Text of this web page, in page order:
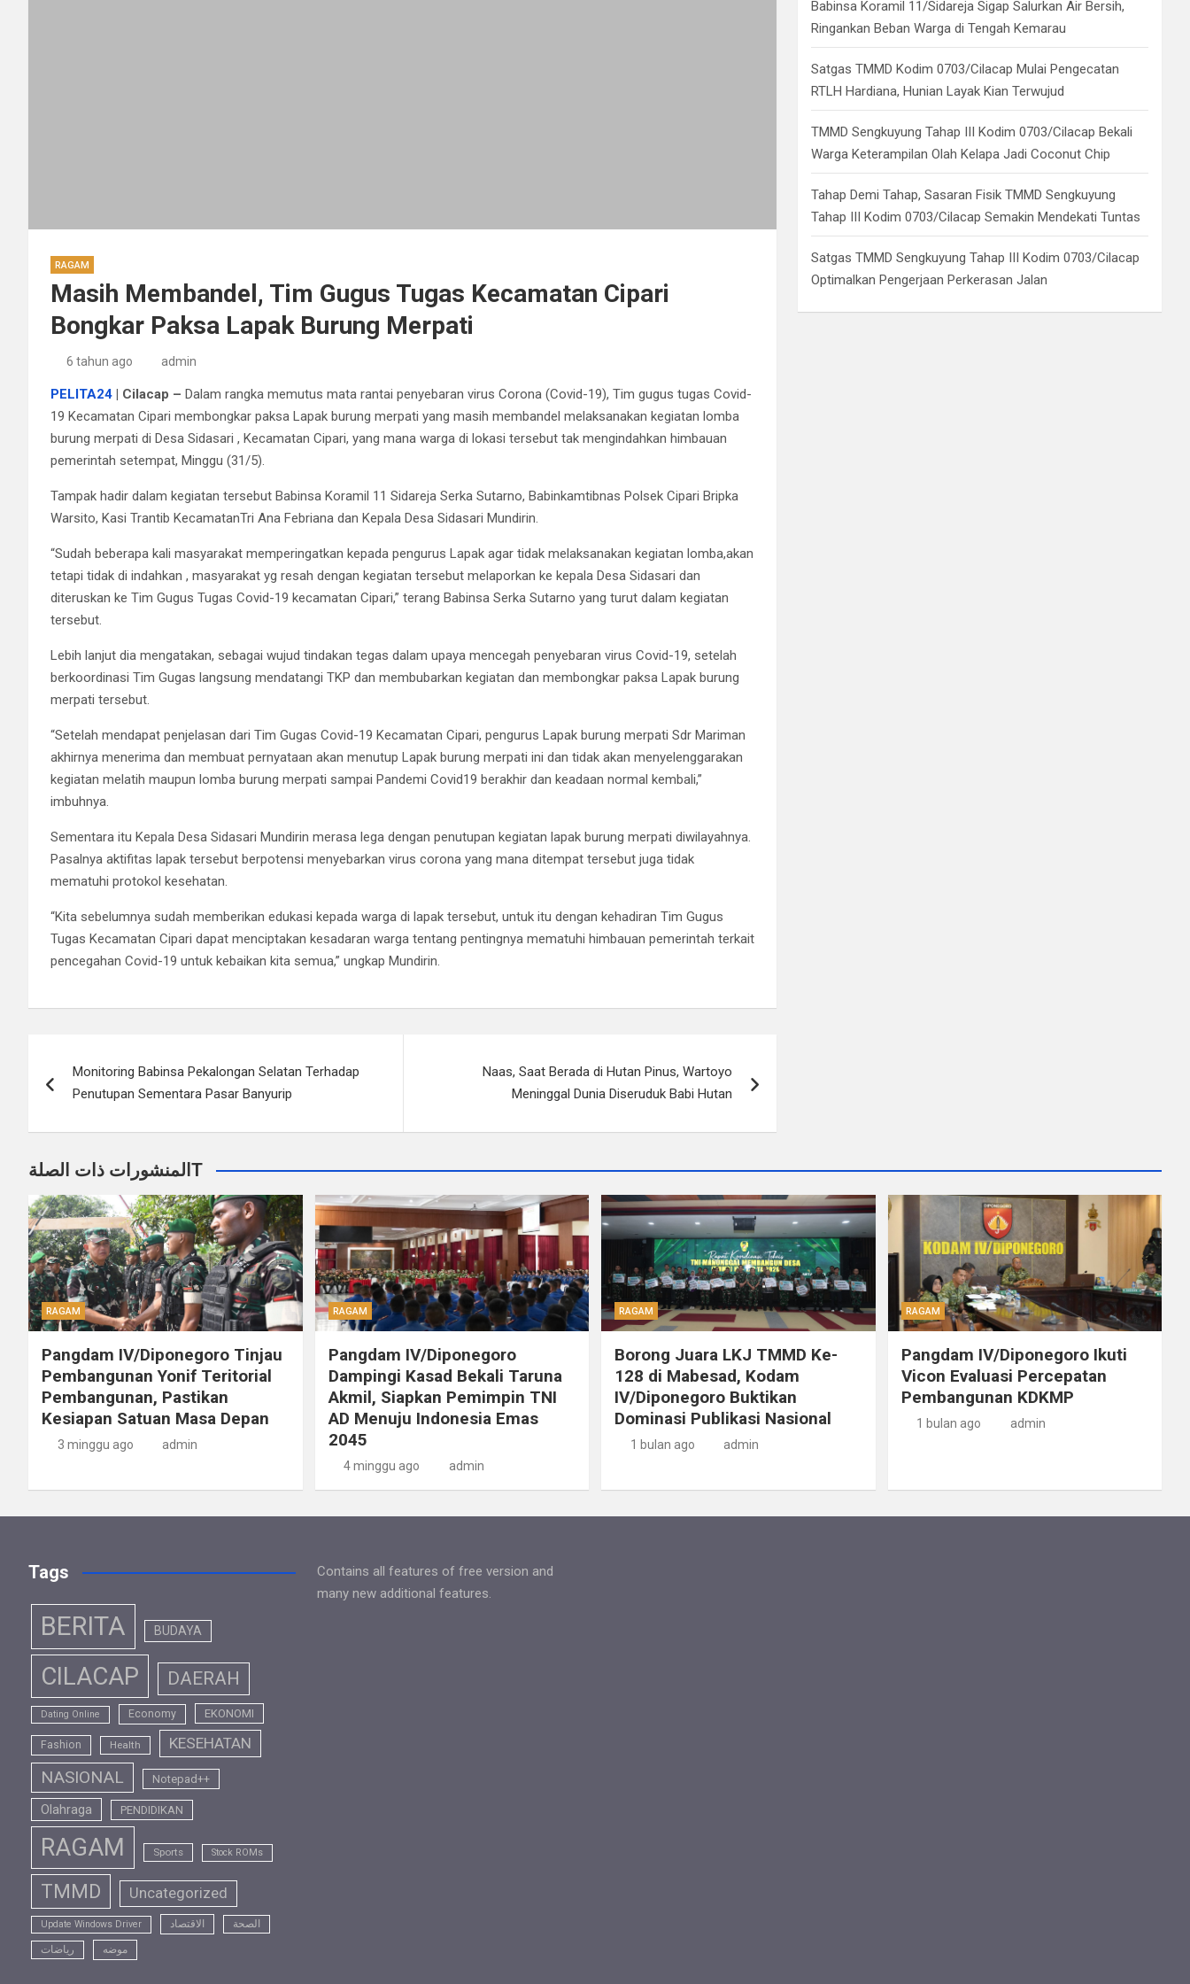
RAGAM
Masih Membandel, Tim Gugus Tugas Kecamatan Cipari
Bongkar Paksa Lapak Burung Merpati
6 tahun ago admin
PELITA24 | Cilacap – Dalam rangka memutus mata rantai penyebaran virus Corona (Covid-19), Tim gugus tugas Covid-
19 Kecamatan Cipari membongkar paksa Lapak burung merpati yang masih membandel melaksanakan kegiatan lomba
burung merpati di Desa Sidasari , Kecamatan Cipari, yang mana warga di lokasi tersebut tak mengindahkan himbauan
pemerintah setempat, Minggu (31/5).
Tampak hadir dalam kegiatan tersebut Babinsa Koramil 11 Sidareja Serka Sutarno, Babinkamtibnas Polsek Cipari Bripka
Warsito, Kasi Trantib KecamatanTri Ana Febriana dan Kepala Desa Sidasari Mundirin.
“Sudah beberapa kali masyarakat memperingatkan kepada pengurus Lapak agar tidak melaksanakan kegiatan lomba,akan
tetapi tidak di indahkan , masyarakat yg resah dengan kegiatan tersebut melaporkan ke kepala Desa Sidasari dan
diteruskan ke Tim Gugus Tugas Covid-19 kecamatan Cipari,” terang Babinsa Serka Sutarno yang turut dalam kegiatan
tersebut.
Lebih lanjut dia mengatakan, sebagai wujud tindakan tegas dalam upaya mencegah penyebaran virus Covid-19, setelah
berkoordinasi Tim Gugas langsung mendatangi TKP dan membubarkan kegiatan dan membongkar paksa Lapak burung
merpati tersebut.
“Setelah mendapat penjelasan dari Tim Gugas Covid-19 Kecamatan Cipari, pengurus Lapak burung merpati Sdr Mariman
akhirnya menerima dan membuat pernyataan akan menutup Lapak burung merpati ini dan tidak akan menyelenggarakan
kegiatan melatih maupun lomba burung merpati sampai Pandemi Covid19 berakhir dan keadaan normal kembali,”
imbuhnya.
Sementara itu Kepala Desa Sidasari Mundirin merasa lega dengan penutupan kegiatan lapak burung merpati diwilayahnya.
Pasalnya aktifitas lapak tersebut berpotensi menyebarkan virus corona yang mana ditempat tersebut juga tidak
mematuhi protokol kesehatan.
“Kita sebelumnya sudah memberikan edukasi kepada warga di lapak tersebut, untuk itu dengan kehadiran Tim Gugus
Tugas Kecamatan Cipari dapat menciptakan kesadaran warga tentang pentingnya mematuhi himbauan pemerintah terkait
pencegahan Covid-19 untuk kebaikan kita semua,” ungkap Mundirin.
posMonitoring Babinsa Pekalongan Selatan Terhadap
Penutupan Sementara Pasar Banyurip
Naas, Saat Berada di Hutan Pinus, Wartoyo
Meninggal Dunia Diseruduk Babi Hutan
Babinsa Koramil 11/Sidareja Sigap Salurkan Air Bersih,
Ringankan Beban Warga di Tengah Kemarau
Satgas TMMD Kodim 0703/Cilacap Mulai Pengecatan
RTLH Hardiana, Hunian Layak Kian Terwujud
TMMD Sengkuyung Tahap III Kodim 0703/Cilacap Bekali
Warga Keterampilan Olah Kelapa Jadi Coconut Chip
Tahap Demi Tahap, Sasaran Fisik TMMD Sengkuyung
Tahap III Kodim 0703/Cilacap Semakin Mendekati Tuntas
Satgas TMMD Sengkuyung Tahap III Kodim 0703/Cilacap
Optimalkan Pengerjaan Perkerasan Jalan
المنشورات ذات الصلةT
RAGAM
Pangdam IV/Diponegoro Tinjau
Pembangunan Yonif Teritorial
Pembangunan, Pastikan
Kesiapan Satuan Masa Depan
3 minggu ago admin
RAGAM
Pangdam IV/Diponegoro
Dampingi Kasad Bekali Taruna
Akmil, Siapkan Pemimpin TNI
AD Menuju Indonesia Emas
2045
4 minggu ago admin
RAGAM
Borong Juara LKJ TMMD Ke-
128 di Mabesad, Kodam
IV/Diponegoro Buktikan
Dominasi Publikasi Nasional
1 bulan ago admin
RAGAM
Pangdam IV/Diponegoro Ikuti
Vicon Evaluasi Percepatan
Pembangunan KDKMP
1 bulan ago admin
Tags
BERITA BUDAYA
CILACAP DAERAH
Dating Online Economy EKONOMI
Fashion Health KESEHATAN
NASIONAL Notepad++
Olahraga PENDIDIKAN
RAGAM Sports Stock ROMs
TMMD Uncategorized
Update Windows Driver الاقتصاد الصحة
رياضات موضه
Contains all features of free version and
many new additional features.